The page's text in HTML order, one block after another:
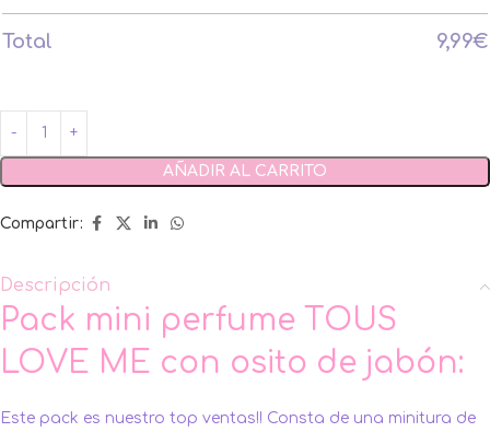
Total 9,99€
AÑADIR AL CARRITO
Compartir:
Descripción
Pack mini perfume TOUS
LOVE ME con osito de jabón:
Este pack es nuestro top ventas!! Consta de una minitura de